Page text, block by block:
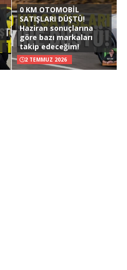
0 KM OTOMOBİL
SATIŞLARI DÜŞTÜ!
Haziran sonuçlarına
göre bazı markaları
takip edeceğim!
2 TEMMUZ 2026